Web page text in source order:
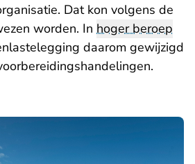
Dat kon volgens de
worden. In hoger beroep
daarom gewijzigd